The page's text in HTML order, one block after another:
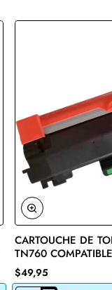
CARTOUCHE DE
TN760
$49,95